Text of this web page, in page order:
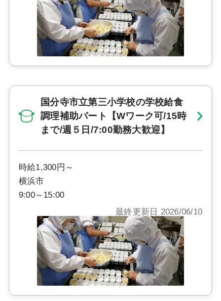
国分寺市立第三小学校の学校給食
調理補助パート【Wワーク可/15時
まで/週５日/7:00勤務大歓迎】
時給1,300円～
横浜市
9:00～15:00
最終更新日 2026/06/10